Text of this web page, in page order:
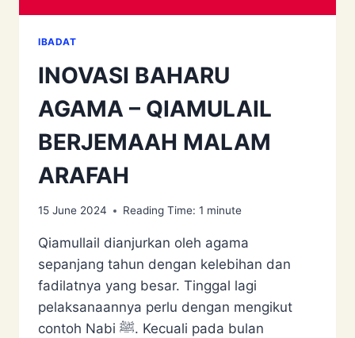
IBADAT
INOVASI BAHARU
AGAMA – QIAMULAIL
BERJEMAAH MALAM
ARAFAH
15 June 2024 Reading Time: 1 minute
Qiamullail dianjurkan oleh agama
sepanjang tahun dengan kelebihan dan
fadilatnya yang besar. Tinggal lagi
pelaksanaannya perlu dengan mengikut
contoh Nabi ﷺ. Kecuali pada bulan